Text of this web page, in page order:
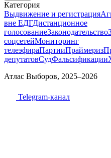
Категория
Выдвижение и регистрация
вне ЕДГДистанционное
голосованиеЗаконодательство
соцсетейМониторинг
телеэфираПартииПраймериз
депутатовСудФальсификации
Атлас Выборов, 2025–2026
Telegram-канал